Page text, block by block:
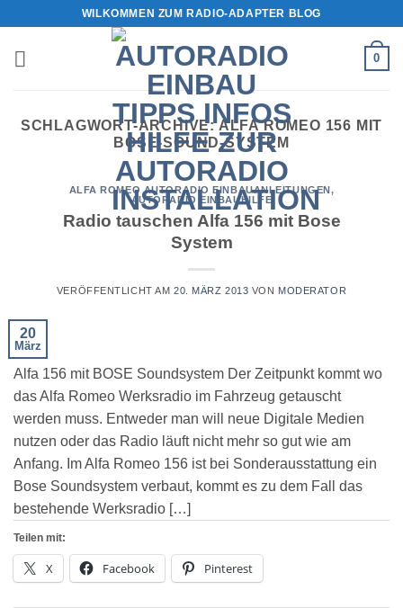
springen
WILKOMMEN ZUM RADIO-ADAPTER BLOG
0
SCHLAGWORT-ARCHIVE:ALFA ROMEO 156 MIT
BOSE-SOUND-SYSTEM
ALFA ROMEO AUTORADIO EINBAUANLEITUNGEN,
AUTORADIO EINBAUHILFE
Radio tauschen Alfa 156 mit Bose
System
VERÖFFENTLICHT AM 20. MÄRZ 2013 VON MODERATOR
20
März
Alfa 156 mit BOSE Soundsystem Der Zeitpunkt kommt wo
das Alfa Romeo Werksradio im Fahrzeug getauscht
werden muss. Entweder man will neue Digitale Medien
nutzen oder das Radio läuft nicht mehr so gut wie am
Anfang. Im Alfa Romeo 156 ist bei Sonderausstattung ein
Bose Soundsystem verbaut, kommt es zu dem Fall das
bestehende Werksradio […]
Teilen mit:
X Facebook Pinterest